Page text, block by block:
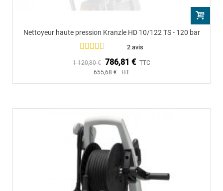
Nettoyeur haute pression Kranzle HD 10/122 TS - 120 bar
2 avis
1 120,80 € 786,81 € TTC
655,68 € HT